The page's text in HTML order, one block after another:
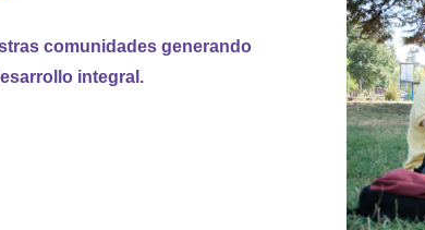
comunidades generando
integral.